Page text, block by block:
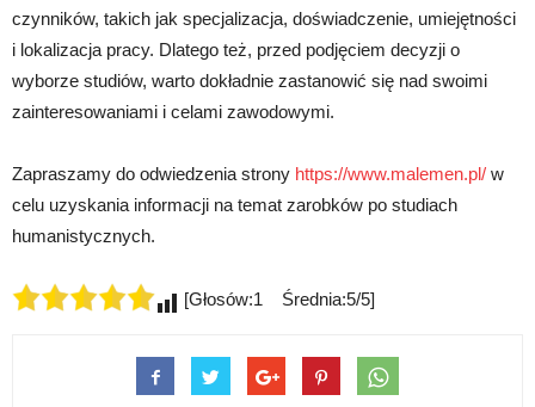
czynników, takich jak specjalizacja, doświadczenie, umiejętności
i lokalizacja pracy. Dlatego też, przed podjęciem decyzji o
wyborze studiów, warto dokładnie zastanowić się nad swoimi
zainteresowaniami i celami zawodowymi.
Zapraszamy do odwiedzenia strony https://www.malemen.pl/ w
celu uzyskania informacji na temat zarobków po studiach
humanistycznych.
[Głosów:1 Średnia:5/5]